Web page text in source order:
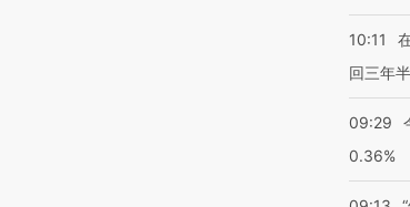
10:11
回三年
09:29
0.36%